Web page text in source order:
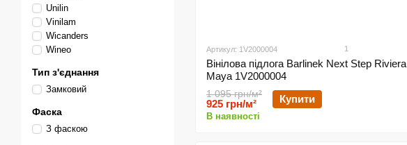
Артикул: 1V2000004 1
Вінілова підлога Barlinek Next Step Riviera
Maya 1V2000004
1 095 грн/м²
925 грн/м² Купити
В наявності
Unilin
Vinilam
Wicanders
Wineo
Тип з'єднання
Замковий
Фаска
З фаскою